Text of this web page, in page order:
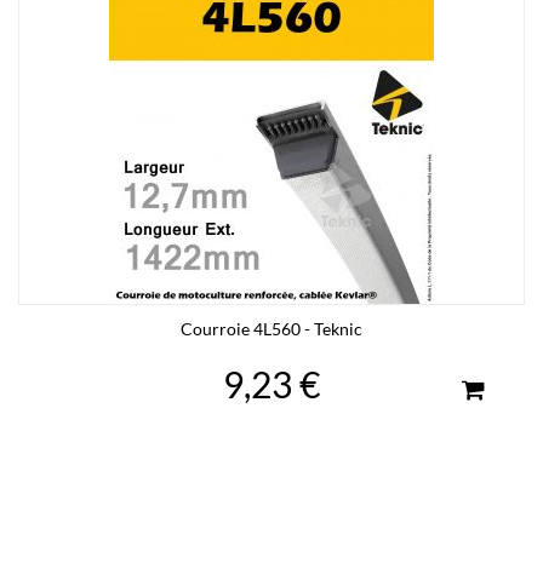
Courroie 4L560 - Teknic
9,23 €